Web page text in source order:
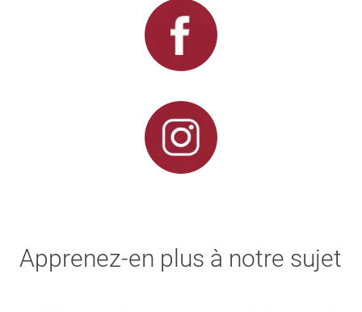
Apprenez-en plus à notre sujet